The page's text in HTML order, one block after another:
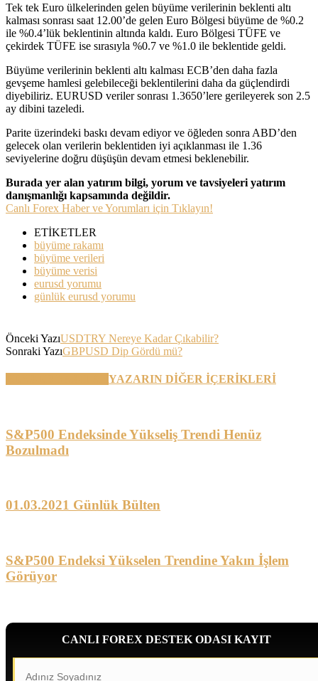
Tek tek Euro ülkelerinden gelen büyüme verilerinin beklenti altı
kalması sonrası saat 12.00’de gelen Euro Bölgesi büyüme de %0.2
ile %0.4’lük beklentinin altında kaldı. Euro Bölgesi TÜFE ve
çekirdek TÜFE ise sırasıyla %0.7 ve %1.0 ile beklentide geldi.
Büyüme verilerinin beklenti altı kalması ECB’den daha fazla
gevşeme hamlesi gelebileceği beklentilerini daha da güçlendirdi
diyebiliriz. EURUSD veriler sonrası 1.3650’lere gerileyerek son 2.5
ay dibini tazeledi.
Parite üzerindeki baskı devam ediyor ve öğleden sonra ABD’den
gelecek olan verilerin beklentiden iyi açıklanması ile 1.36
seviyelerine doğru düşüşün devam etmesi beklenebilir.
Burada yer alan yatırım bilgi, yorum ve tavsiyeleri yatırım
danışmanlığı kapsamında değildir.
Canlı Forex Haber ve Yorumları için Tıklayın!
ETİKETLER
büyüme rakamı
büyüme verileri
büyüme verisi
eurusd yorumu
günlük eurusd yorumu
Önceki YazıUSDTRY Nereye Kadar Çıkabilir?
Sonraki YazıGBPUSD Dip Gördü mü?
YAZARIN DİĞER İÇERİKLERİ
S&P500 Endeksinde Yükseliş Trendi Henüz
Bozulmadı
01.03.2021 Günlük Bülten
S&P500 Endeksi Yükselen Trendine Yakın İşlem
Görüyor
CANLI FOREX DESTEK ODASI KAYIT